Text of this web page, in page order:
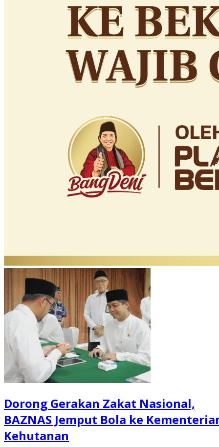
Dorong Gerakan Zakat Nasional,
BAZNAS Jemput Bola ke
Kehutanan